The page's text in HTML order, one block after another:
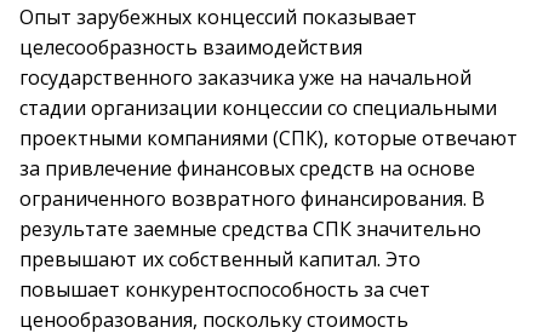
Опыт зарубежных концессий показывает
целесообразность взаимодействия
государственного заказчика уже на начальной
стадии организации концессии со специальными
проектными компаниями (СПК), которые отвечают
за привлечение финансовых средств на основе
ограниченного возвратного финансирования. В
результате заемные средства СПК значительно
превышают их собственный капитал. Это
повышает конкурентоспособность за счет
ценообразования, поскольку стоимость